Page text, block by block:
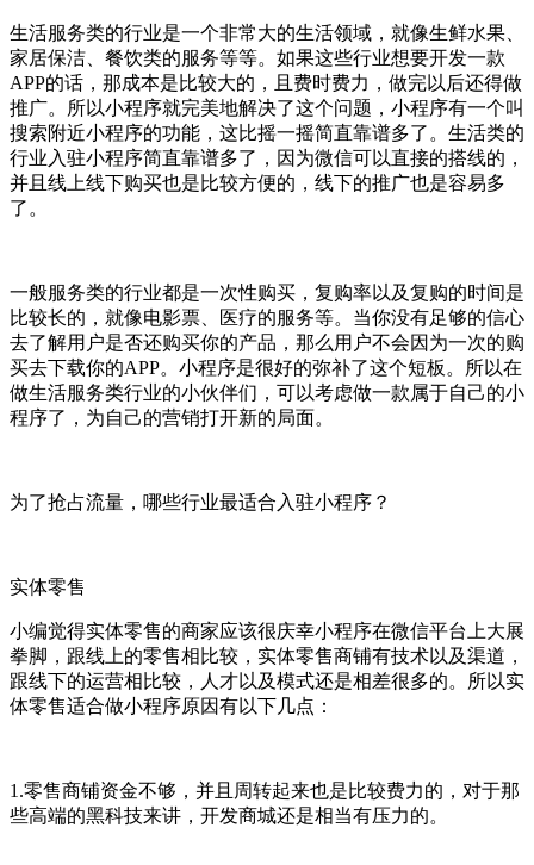
生活服务类的行业是一个非常大的生活领域，就像生鲜水果、
家居保洁、餐饮类的服务等等。如果这些行业想要开发一款
APP的话，那成本是比较大的，且费时费力，做完以后还得做
推广。所以小程序就完美地解决了这个问题，小程序有一个叫
搜索附近小程序的功能，这比摇一摇简直靠谱多了。生活类的
行业入驻小程序简直靠谱多了，因为微信可以直接的搭线的，
并且线上线下购买也是比较方便的，线下的推广也是容易多
了。
一般服务类的行业都是一次性购买，复购率以及复购的时间是
比较长的，就像电影票、医疗的服务等。当你没有足够的信心
去了解用户是否还购买你的产品，那么用户不会因为一次的购
买去下载你的APP。小程序是很好的弥补了这个短板。所以在
做生活服务类行业的小伙伴们，可以考虑做一款属于自己的小
程序了，为自己的营销打开新的局面。
为了抢占流量，哪些行业最适合入驻小程序？
实体零售
小编觉得实体零售的商家应该很庆幸小程序在微信平台上大展
拳脚，跟线上的零售相比较，实体零售商铺有技术以及渠道，
跟线下的运营相比较，人才以及模式还是相差很多的。所以实
体零售适合做小程序原因有以下几点：
1.零售商铺资金不够，并且周转起来也是比较费力的，对于那
些高端的黑科技来讲，开发商城还是相当有压力的。